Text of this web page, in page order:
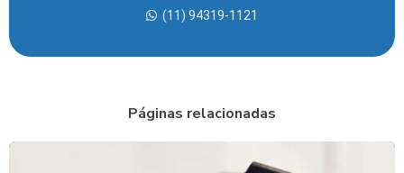
CONCILIAÇÃO DE CARTÕES DE DÉBITO
CONCILIAÇÃO ELETRÔNICA DE CARTÕES
(11) 94319-1121
Páginas relacionadas